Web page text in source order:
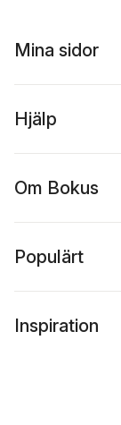
Mina sidor
Hjälp
Om Bokus
Populärt
Inspiration